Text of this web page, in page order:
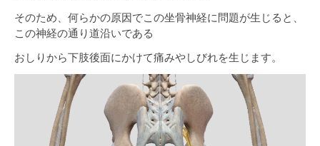
そのため、何らかの原因でこの坐骨神経に問題が生じると、
この神経の通り道沿いである
おしりから下肢後面にかけて痛みやしびれを生じます。